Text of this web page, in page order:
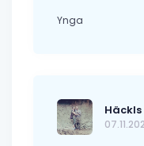
Ynga
Häckls